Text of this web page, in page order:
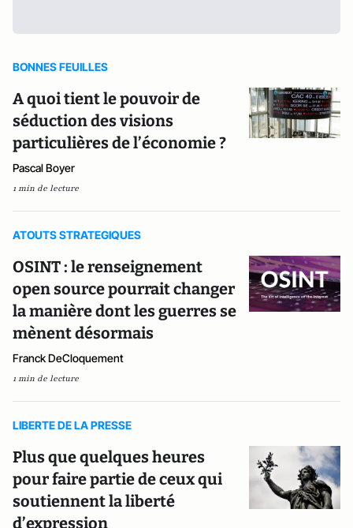
BONNES FEUILLES
A quoi tient le pouvoir de
séduction des visions
particulières de l’économie ?
Pascal Boyer
1 min de lecture
ATOUTS STRATEGIQUES
OSINT : le renseignement
open source pourrait changer
la manière dont les guerres se
mènent désormais
Franck DeCloquement
1 min de lecture
LIBERTE DE LA PRESSE
Plus que quelques heures
pour faire partie de ceux qui
soutiennent la liberté
d’expression